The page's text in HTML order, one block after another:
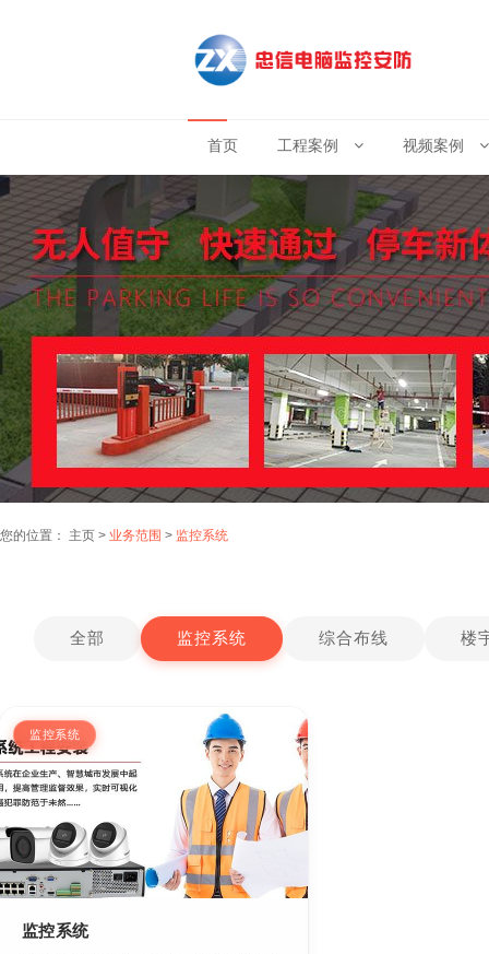
首页 工程案例 视频案例
您的位置： 主页 > 业务范围 > 监控系统
全部 监控系统 综合布线 楼
监控系统
监控系统